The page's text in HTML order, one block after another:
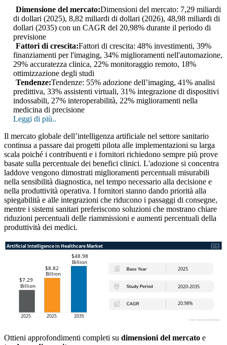
Dimensione del mercato:Dimensioni del mercato: 7,29 miliardi
di dollari (2025), 8,82 miliardi di dollari (2026), 48,98 miliardi di
dollari (2035) con un CAGR del 20,98% durante il periodo di
previsione
Fattori di crescita:Fattori di crescita: 48% investimenti, 39%
finanziamenti per l'imaging, 34% miglioramenti nell'automazione,
29% accuratezza clinica, 22% monitoraggio remoto, 18%
ottimizzazione degli studi
Tendenze:Tendenze: 55% adozione dell’imaging, 41% analisi
predittiva, 33% assistenti virtuali, 31% integrazione di dispositivi
indossabili, 27% interoperabilità, 22% miglioramenti nella
medicina di precisione
Leggi di più..
Il mercato globale dell’intelligenza artificiale nel settore sanitario
continua a passare dai progetti pilota alle implementazioni su larga
scala poiché i contribuenti e i fornitori richiedono sempre più prove
basate sulla percentuale dei benefici clinici. L'adozione si concentra
laddove vengono dimostrati miglioramenti percentuali misurabili
nella sensibilità diagnostica, nel tempo necessario alla decisione e
nella produttività operativa. I fornitori stanno dando priorità alla
spiegabilità e alle integrazioni che riducono i passaggi di consegne,
mentre i sistemi sanitari preferiscono soluzioni che mostrano chiare
riduzioni percentuali delle riammissioni e aumenti percentuali della
produttività dei medici.
Ottieni approfondimenti completi su dimensioni del mercato e